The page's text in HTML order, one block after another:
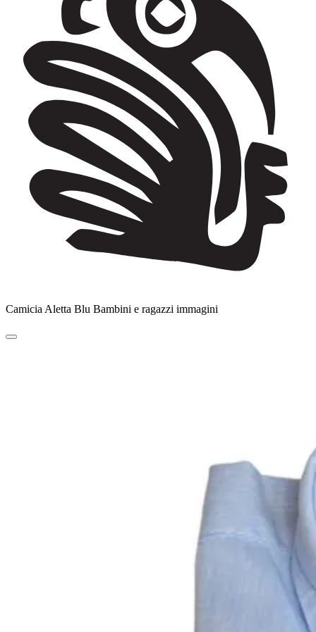
Camicia Aletta Blu Bambini e ragazzi immagini